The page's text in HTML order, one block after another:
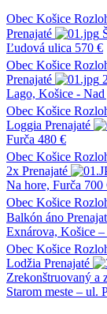
Obec Košice
Prenajaté
Ľudová ulica 570 €
Obec Košice
Prenajaté
Lago, Košice - Nad
Obec Košice
Loggia Prenajaté
Furča 480 €
Obec Košice
2x Prenajaté
Na hore, Furča 700
Obec Košice
Balkón áno
Exnárova, Košice –
Obec Košice
Lodžia Prenajaté
Zrekonštruovaný a
Starom meste – ul.